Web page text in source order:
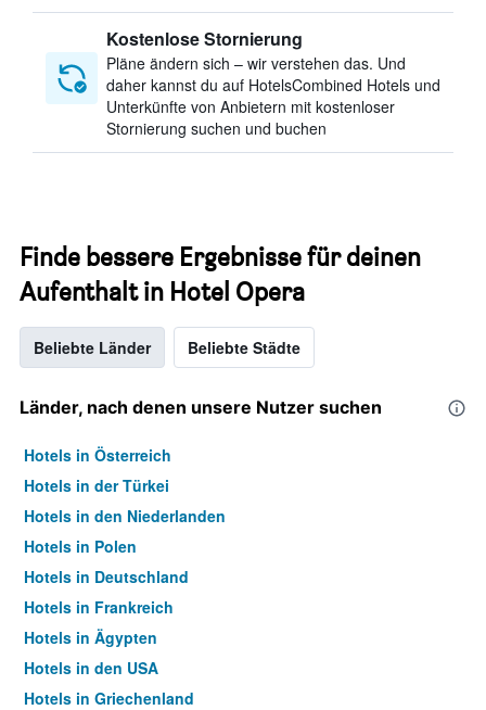
Kostenlose Stornierung
Pläne ändern sich – wir verstehen das. Und
daher kannst du auf HotelsCombined Hotels und
Unterkünfte von Anbietern mit kostenloser
Stornierung suchen und buchen
Finde bessere Ergebnisse für deinen
Aufenthalt in Hotel Opera
Beliebte Länder Beliebte Städte
Länder, nach denen unsere Nutzer suchen
Hotels in Österreich
Hotels in der Türkei
Hotels in den Niederlanden
Hotels in Polen
Hotels in Deutschland
Hotels in Frankreich
Hotels in Ägypten
Hotels in den USA
Hotels in Griechenland